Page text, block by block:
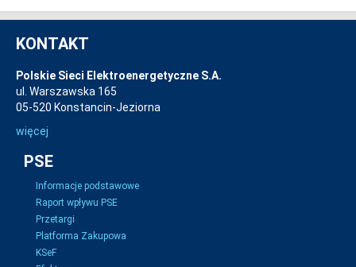
KONTAKT
Polskie Sieci Elektroenergetyczne S.A.
ul. Warszawska 165
05-520 Konstancin-Jeziorna
więcej
PSE
Informacje podstawowe
Raport wpływu PSE
Przetargi
Platforma Zakupowa
KSeF